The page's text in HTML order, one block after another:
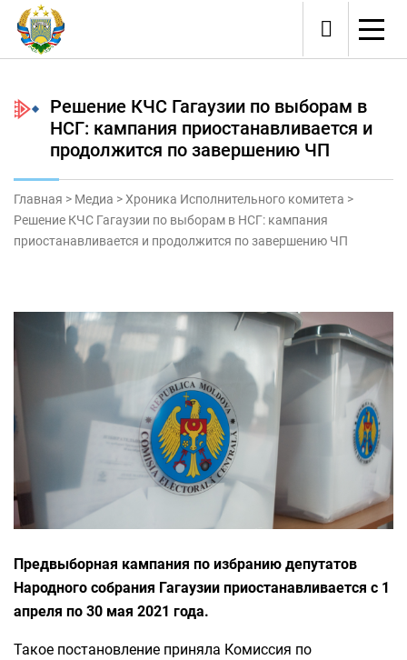
Решение КЧС Гагаузии по выборам в
НСГ: кампания приостанавливается и
продолжится по завершению ЧП
Главная > Медиа >Хроника Исполнительного комитета >
Решение КЧС Гагаузии по выборам в НСГ: кампания
приостанавливается и продолжится по завершению ЧП
Предвыборная кампания по избранию депутатов
Народного собрания Гагаузии приостанавливается с 1
апреля по 30 мая 2021 года.
Такое постановление приняла Комиссия по